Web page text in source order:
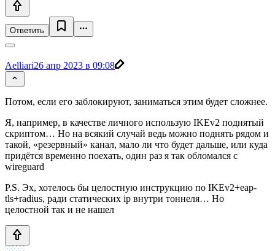
Ответить
Aelliari26 апр 2023 в 09:08
Потом, если его заблокируют, заниматься этим будет сложнее.
Я, например, в качестве личного использую IKEv2 поднятый
скриптом… Но на всякий случай ведь можно поднять рядом и
такой, «резервный» канал, мало ли что будет дальше, или куда
придётся временно поехать, один раз я так обломался с
wireguard
P.S. Эх, хотелось бы целостную инструкцию по IKEv2+eap-
tls+radius, ради статических ip внутри тоннеля… Но
целостной так и не нашел